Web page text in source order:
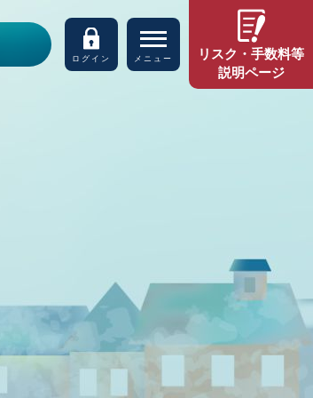
ログイン メニュー
リスク・手数料等
説明ページ